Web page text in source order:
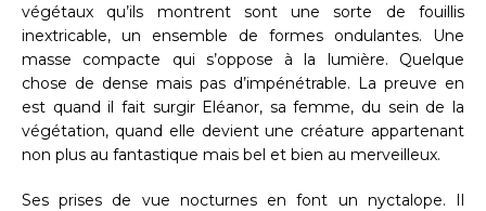
végétaux qu’ils montrent sont une sorte de fouillis
inextricable, un ensemble de formes ondulantes. Une
masse compacte qui s’oppose à la lumière. Quelque
chose de dense mais pas d’impénétrable. La preuve en
est quand il fait surgir Eléanor, sa femme, du sein de la
végétation, quand elle devient une créature appartenant
non plus au fantastique mais bel et bien au merveilleux.
Ses prises de vue nocturnes en font un nyctalope. Il